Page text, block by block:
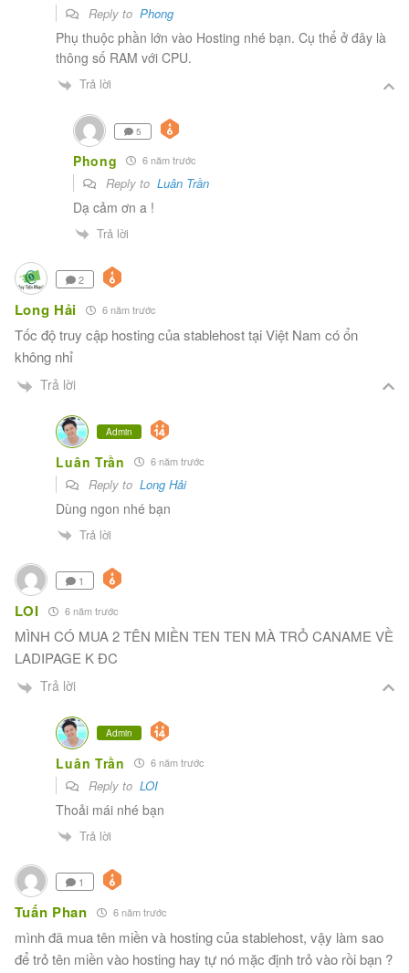
Reply toPhong
Phụ thuộc phần lớn vào Hosting nhé bạn. Cụ thể ở đây là
thông số RAM với CPU.
Trả lời
5
Phong 6 năm trước
Reply to Luân Trần
Dạ cảm ơn a !
Trả lời
2
Long Hải 6 năm trước
Tốc độ truy cập hosting của stablehost tại Việt Nam có ổn
không nhỉ
Trả lời
Admin
Luân Trần 6 năm trước
Reply toLong Hải
Dùng ngon nhé bạn
Trả lời
1
LOI 6 năm trước
MÌNH CÓ MUA 2 TÊN MIỀN TEN TEN MÀ TRỎ CANAME VỀ
LADIPAGE K ĐC
Trả lời
Admin
Luân Trần 6 năm trước
Reply toLOI
Thoải mái nhé bạn
Trả lời
1
Tuấn Phan 6 năm trước
mình đã mua tên miền và hosting của stablehost, vậy làm sao
để trỏ tên miền vào hosting hay tự nó mặc định trỏ vào rồi bạn ?